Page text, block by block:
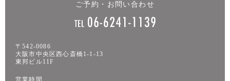
ご予約・お問い合わせ
〒542-0086
大阪市中央区西心斎橋1-1-13
東邦ビル11F
営業時間